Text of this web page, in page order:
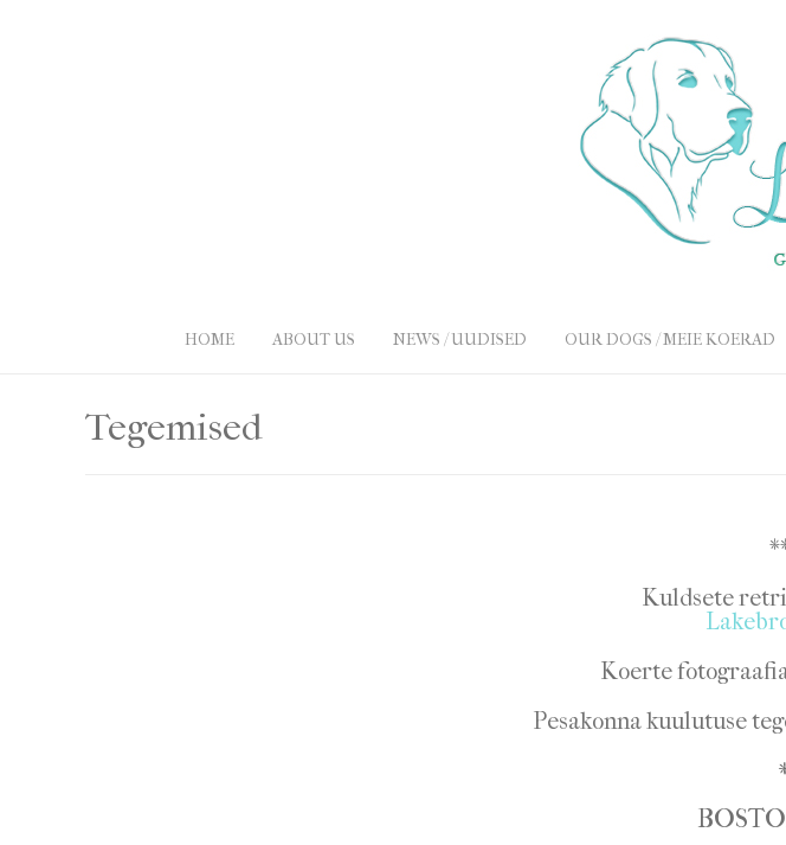
HOME ABOUT US NEWS / UUDISED OUR DOGS / MEIE KOERAD
Tegemised
Kuldsete
Koerte
Pesakonna kuulutuse